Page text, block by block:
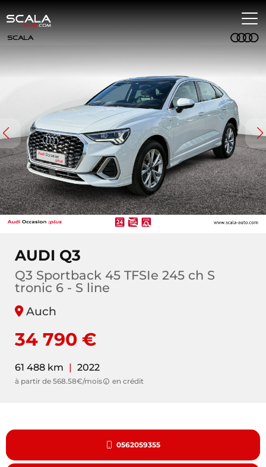
AUDI Q3
Q3 Sportback 45 TFSIe 245 ch S
tronic 6 - S line
Auch
34 790 €
61 488 km | 2022
à partir de 568.58€/mois en crédit
0562059355